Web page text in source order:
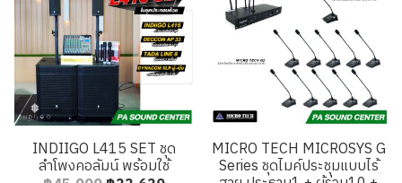
INDIIGO L415 SET ชุด
ลำโพงคอลัมน์ พร้อมใช้
MICRO TECH MICROSYS G
Series ชุดไมค์ประชุมแบบไร้